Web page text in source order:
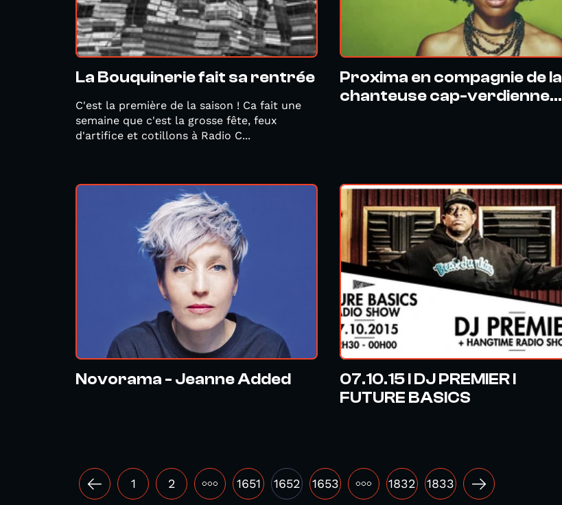
La Bouquinerie fait sa rentrée
C'est la première de la saison ! Ca fait une
semaine que c'est la grosse fête, feux
d'artifice et cotillons à Radio C...
Proxima en compagnie de la
chanteuse cap-verdienne...
Novorama - Jeanne Added
07.10.15 I DJ PREMIER I
FUTURE BASICS
1 2 ••• 1651 1652 1653 ••• 1832 1833